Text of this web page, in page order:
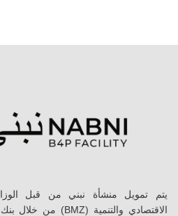
يتم تمويل منشأة نبني من قبل الوزارة